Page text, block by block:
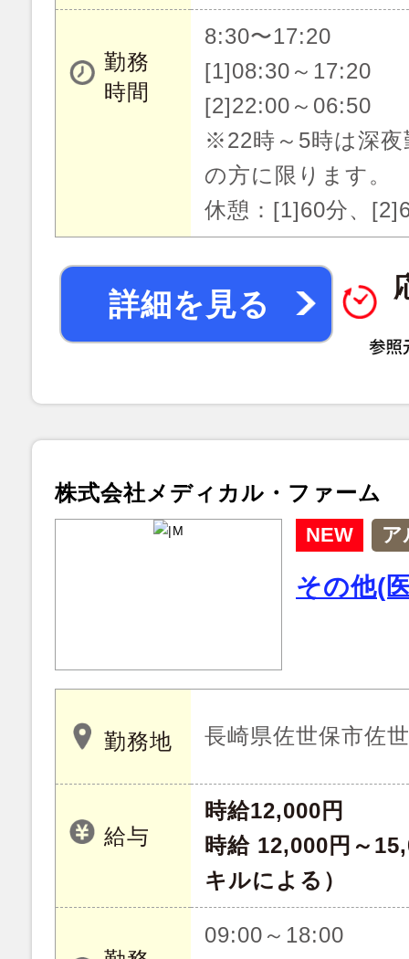
勤務
時間
8:30〜17:20
[1]08:30～17:20
[2]22:00～06:50
※22時～5時は深
の方に限ります。
休憩：[1]60分、
詳細を見る
株式会社メディカル・ファーム
NEW ア
その他(
勤務地 長崎県佐世保市佐
給与
時給12,000円
時給 12,000円～
キルによる）
09:00～18:00